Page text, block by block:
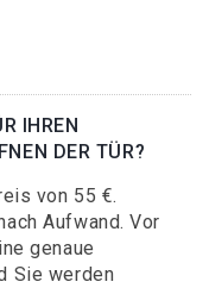
IHREN
DER TÜR?
von 55 €.
Aufwand. Vor
genaue
Sie werden